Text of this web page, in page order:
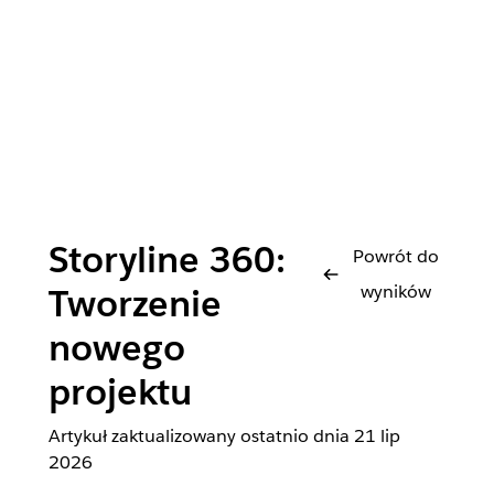
Storyline 360:
Tworzenie
nowego
projektu
Powrót do
wyników
Artykuł zaktualizowany ostatnio dnia 21 lip
2026